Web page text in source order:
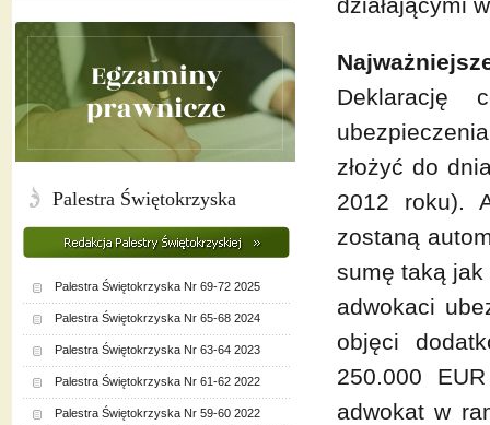
Deklarację
złożyć do
2012 roku).
zostaną
sumę taką
adwokaci
objęci
250.000
adwokat w
Palestra Świętokrzyska
Palestra Świętokrzyska Nr 69-72 2025
Palestra Świętokrzyska Nr 65-68 2024
Palestra Świętokrzyska Nr 63-64 2023
Palestra Świętokrzyska Nr 61-62 2022
Palestra Świętokrzyska Nr 59-60 2022